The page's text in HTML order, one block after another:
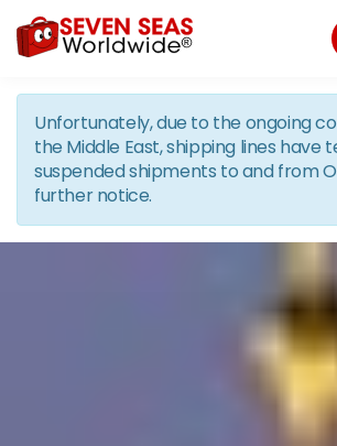
Skip to the content
Unfortunately, due to the ongoing
the Middle East, shipping lines have
suspended shipments to and from
further notice.